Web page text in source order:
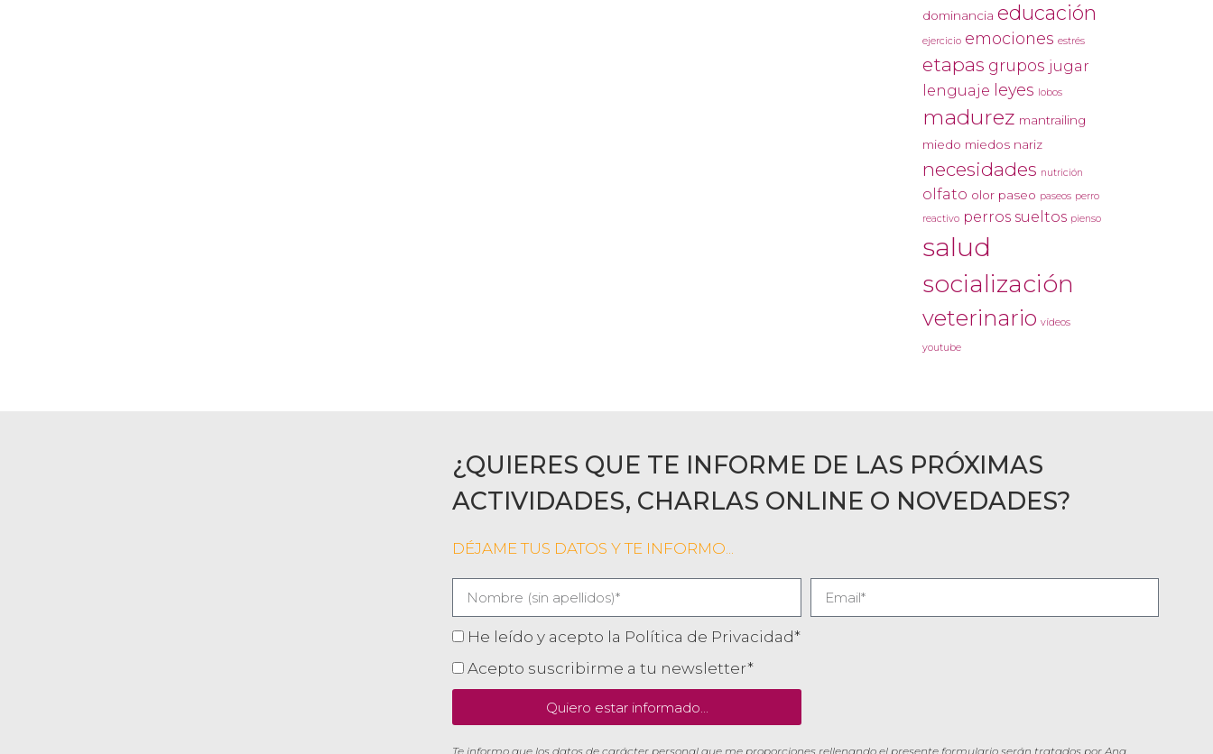
dominancia educación
ejercicio emociones estrés
etapas grupos jugar
lenguaje leyes lobos
madurez mantrailing
miedo miedos nariz
necesidades nutrición
olfato olor paseo paseos perro
reactivo perros sueltos pienso
salud
socialización
veterinario vídeos
youtube
¿QUIERES QUE TE INFORME DE LAS PRÓXIMAS
ACTIVIDADES, CHARLAS ONLINE O NOVEDADES?
DÉJAME TUS DATOS Y TE INFORMO...
He leído y acepto la Política de Privacidad*
Acepto suscribirme a tu newsletter*
Quiero estar informado...
Te informo que los datos de carácter personal que me proporciones rellenando el presente formulario serán tratados por Ana